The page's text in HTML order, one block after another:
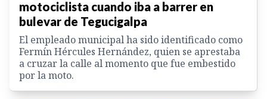
motociclista cuando iba a barrer en
bulevar de Tegucigalpa
El empleado municipal ha sido identificado como
Fermín Hércules Hernández, quien se aprestaba
a cruzar la calle al momento que fue embestido
por la moto.